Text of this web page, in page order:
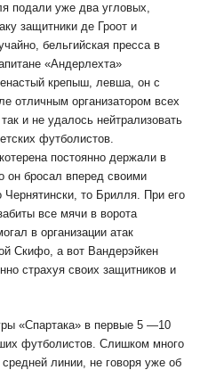
подали уже два угловых,
защитники де Гроот и
бельгийская пресса в
«Андерлехта»
крепыш, левша, он с
отличным организатором всех
и не удалось нейтрализовать
футболистов.
постоянно держали в
он бросал вперед своими
то Брилля. При его
все мячи в ворота
в организации атак
Скифо, а вот Вандерэйкен
страхуя своих защитников и
«Спартака» в первые 5 —10
футболистов. Слишком много
линии, не говоря уже об